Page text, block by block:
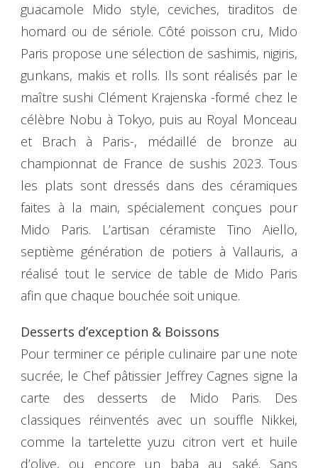
guacamole Mido style, ceviches, tiraditos de
homard ou de sériole. Côté poisson cru, Mido
Paris propose une sélection de sashimis, nigiris,
gunkans, makis et rolls. Ils sont réalisés par le
maître sushi Clément Krajenska -formé chez le
célèbre Nobu à Tokyo, puis au Royal Monceau
et Brach à Paris-, médaillé de bronze au
championnat de France de sushis 2023. Tous
les plats sont dressés dans des céramiques
faites à la main, spécialement conçues pour
Mido Paris. L’artisan céramiste Tino Aiello,
septième génération de potiers à Vallauris, a
réalisé tout le service de table de Mido Paris
afin que chaque bouchée soit unique.
Desserts d’exception & Boissons
Pour terminer ce périple culinaire par une note
sucrée, le Chef pâtissier Jeffrey Cagnes signe la
carte des desserts de Mido Paris. Des
classiques réinventés avec un souffle Nikkei,
comme la tartelette yuzu citron vert et huile
d’olive, ou encore un baba au saké. Sans